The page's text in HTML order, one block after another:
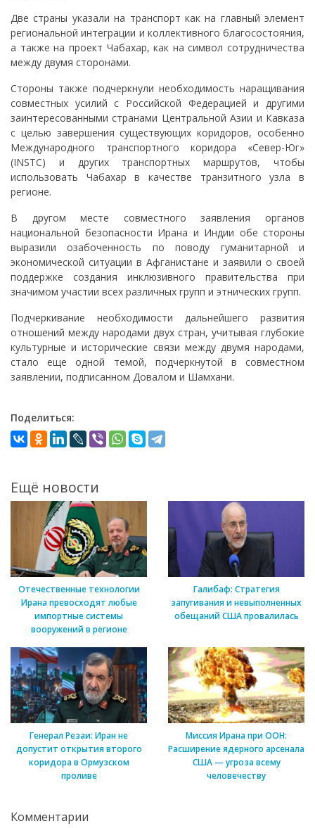
Две страны указали на транспорт как на главный элемент
региональной интеграции и коллективного благосостояния,
а также на проект Чабахар, как на символ сотрудничества
между двумя сторонами.
Стороны также подчеркнули необходимость наращивания
совместных усилий с Российской Федерацией и другими
заинтересованными странами Центральной Азии и Кавказа
с целью завершения существующих коридоров, особенно
Международного транспортного коридора «Север-Юг»
(INSTC) и других транспортных маршрутов, чтобы
использовать Чабахар в качестве транзитного узла в
регионе.
В другом месте совместного заявления органов
национальной безопасности Ирана и Индии обе стороны
выразили озабоченность по поводу гуманитарной и
экономической ситуации в Афганистане и заявили о своей
поддержке создания инклюзивного правительства при
значимом участии всех различных групп и этнических групп.
Подчеркивание необходимости дальнейшего развития
отношений между народами двух стран, учитывая глубокие
культурные и исторические связи между двумя народами,
стало еще одной темой, подчеркнутой в совместном
заявлении, подписанном Довалом и Шамхани.
Поделиться:
Ещё новости
Отечественные технологии
Ирана превосходят любые
импортные системы
вооружений в регионе
Галибаф: Стратегия
запугивания и невыполненных
обещаний США провалилась
Генерал Резаи: Иран не
допустит открытия второго
коридора в Ормузском
проливе
Миссия Ирана при ООН:
Расширение ядерного арсенала
США — угроза всему
человечеству
Комментарии